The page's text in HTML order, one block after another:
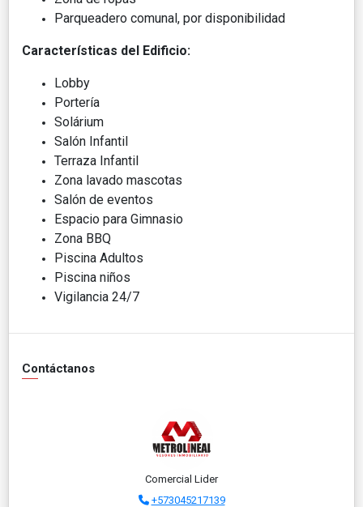
Parqueadero comunal, por disponibilidad
Características del Edificio:
Lobby
Portería
Solárium
Salón Infantil
Terraza Infantil
Zona lavado mascotas
Salón de eventos
Espacio para Gimnasio
Zona BBQ
Piscina Adultos
Piscina niños
Vigilancia 24/7
Contáctanos
Comercial Lider
+573045217139